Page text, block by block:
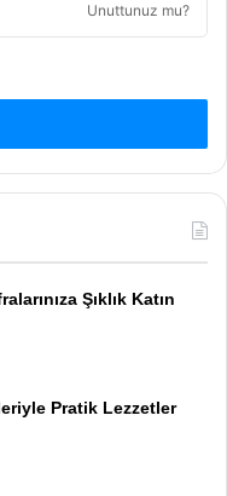
Unuttunuz mu?
Şıklık Katın
Pratik Lezzetler